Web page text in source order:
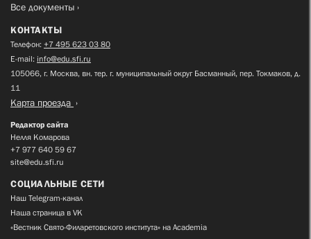
Все документы
КОНТАКТЫ
Телефон: +7 495 623 03 80
E-mail: info@edu.sfi.ru
105066, г. Москва, вн. тер. г. муниципальный округ Басманный, пер. Токмаков, д.
11
Карта проезда
Редактор сайта
Нелля Комарова
+7 977 640 59 67
site@edu.sfi.ru
СОЦИАЛЬНЫЕ СЕТИ
Наш Telegram-канал
Наша страница в VK
«Вестник Свято-Филаретовского института» на Academia